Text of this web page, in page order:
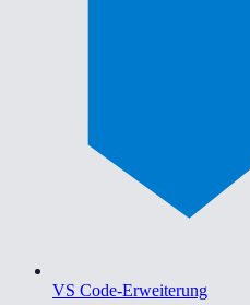
VS Code-Erweiterung